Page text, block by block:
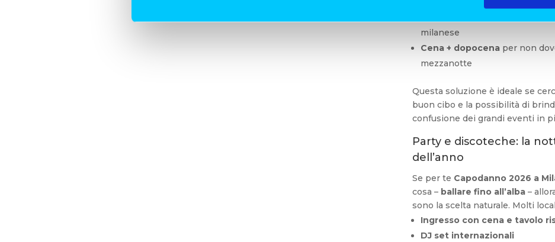
milanese
Cena + dopocenaper non
mezzanotte
Questa soluzione è ideale se
buon cibo e la possibilità di
confusione dei grandi eventi in
Party e discoteche: la
dell’anno
Se per te Capodanno 2026 a
cosa – ballare fino all’alba–
sono la scelta naturale. Molti
Ingresso con cena e tavolo
DJ set internazionali